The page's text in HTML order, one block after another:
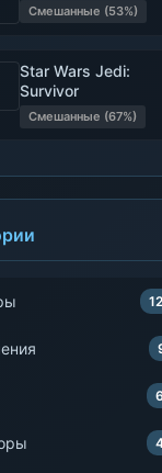
Смешанные (53%)
Star Wars Jedi:
Survivor
Смешанные (67%)